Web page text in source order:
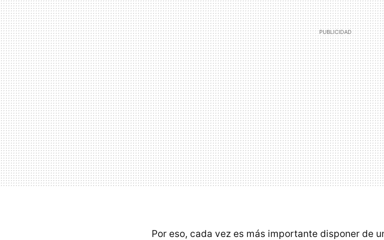
Por eso, cada vez es más importante disponer de